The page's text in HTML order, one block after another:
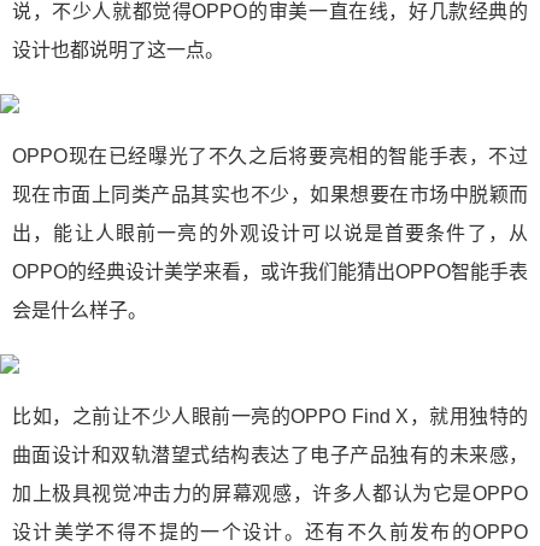
说，不少人就都觉得OPPO的审美一直在线，好几款经典的
设计也都说明了这一点。
OPPO现在已经曝光了不久之后将要亮相的智能手表，不过
现在市面上同类产品其实也不少，如果想要在市场中脱颖而
出，能让人眼前一亮的外观设计可以说是首要条件了，从
OPPO的经典设计美学来看，或许我们能猜出OPPO智能手表
会是什么样子。
比如，之前让不少人眼前一亮的OPPO Find X，就用独特的
曲面设计和双轨潜望式结构表达了电子产品独有的未来感，
加上极具视觉冲击力的屏幕观感，许多人都认为它是OPPO
设计美学不得不提的一个设计。还有不久前发布的OPPO